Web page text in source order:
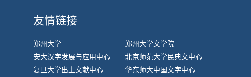
友情链接
郑州大学
郑州大学文学院
安大汉字发展与应用中心
北京师范大学民典文中心
复旦大学出土文献中心
华东师大中国文字中心